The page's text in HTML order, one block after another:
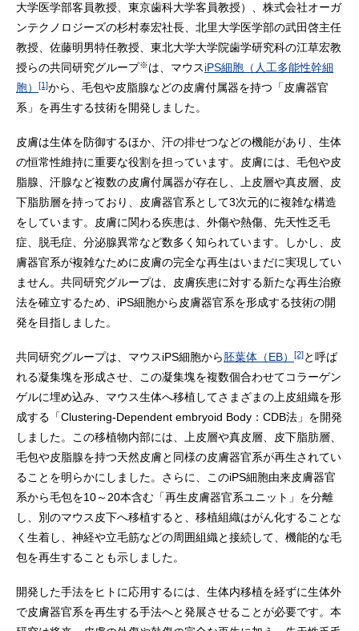
大学医学部客員教授、東京歯科大学客員教授）、株式会社オーガ
ンテクノロジーズの杉村泰宏社長、北里大学医学部の武田啓主任
教授、佐藤明男特任教授、東北大学大学院歯学研究科の江草宏教
授らの共同研究グループ※は、マウスiPS細胞（人工多能性幹細
胞）
[1]から、毛包や皮脂腺などの皮膚付属器を持つ「皮膚器官
系」を再生する技術を開発しました。
皮膚は生体を防御するほか、汗の排せつなどの機能があり、生体
の恒常性維持に重要な役割を担っています。皮膚には、毛包や皮
脂腺、汗腺など複数の皮膚付属器が存在し、上皮層や真皮層、皮
下脂肪層を持っており、皮膚器官系として3次元的に複雑な構造
をしています。皮膚に関わる疾患は、外傷や熱傷、先天性乏毛
症、脱毛症、分泌腺異常など数多く知られています。しかし、皮
膚器官系が複雑なために皮膚の完全な再生はいまだに実現してい
ません。共同研究グループは、皮膚疾患に対する新たな再生治療
法を確立するため、iPS細胞から皮膚器官系を形成する技術の開
発を目指しました。
共同研究グループは、マウスiPS細胞から胚葉体（EB） [2]と呼ば
れる凝集塊を形成させ、この凝集塊を複数個合わせてコラーゲン
ゲルに埋め込み、マウス生体へ移植してさまざまの上皮組織を形
成する「Clustering-Dependent embryoid Body：CDB法」を開発
しました。この移植物内部には、上皮層や真皮層、皮下脂肪層、
毛包や皮脂腺を持つ天然皮膚と同様の皮膚器官系が再生されてい
ることを明らかにしました。さらに、このiPS細胞由来皮膚器官
系から毛包を10～20本含む「再生皮膚器官系ユニット」を分離
し、別のマウス皮下へ移植すると、移植組織はがん化することな
く生着し、神経や立毛筋などの周囲組織と接続して、機能的な毛
包を再生することも示しました。
開発した手法をヒトに応用するには、生体内移植を経ずに生体外
で皮膚器官系を再生する手法へと発展させることが必要です。本